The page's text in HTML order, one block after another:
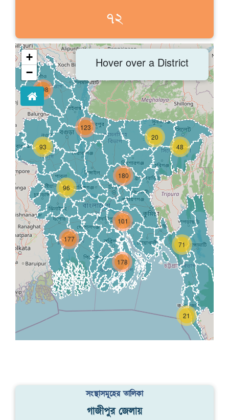
৭২
21
123
198
93
96
101
177
178
71
48
20
180
+
−
Hover over a District
সংস্থাসমূহের তালিকা
গাজীপুর জেলায়